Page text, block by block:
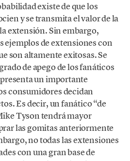
existe de que los
y se transmita el valor de la
extensión. Sin embargo,
ejemplos de extensiones con
son altamente exitosas. Se
de apego de los fanáticos
un importante
consumidores decidan
Es decir, un fanático “de
Tyson tendrá mayor
las gomitas anteriormente
no todas las extensiones
con una gran base de